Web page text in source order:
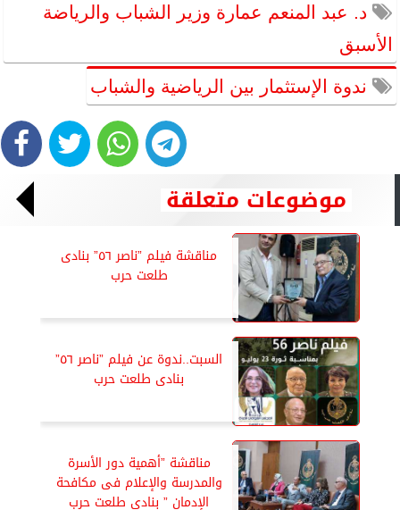
د. عبد المنعم عمارة وزير الشباب والرياضة
الأسبق
ندوة الإستثمار بين الرياضية والشباب
موضوعات متعلقة
مناقشة فيلم ”ناصر ٥٦” بنادى
طلعت حرب
السبت..ندوة عن فيلم ”ناصر ٥٦”
بنادى طلعت حرب
مناقشة ”أهمية دور الأسرة
والمدرسة والإعلام فى مكافحة
الإدمان ” بنادى طلعت حرب